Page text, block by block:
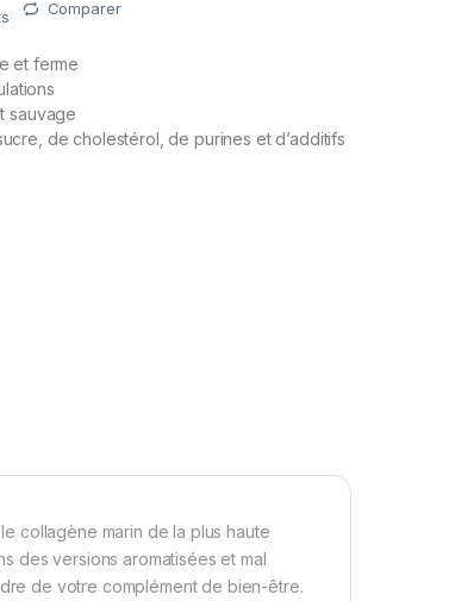
Comparer
et ferme
sauvage
de cholestérol, de purines et d’additifs
collagène marin de la plus haute
des versions aromatisées et mal
de votre complément de bien-être.